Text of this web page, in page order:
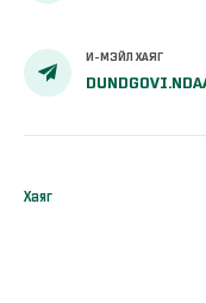
И-МЭЙЛ ХАЯГ
Хаяг